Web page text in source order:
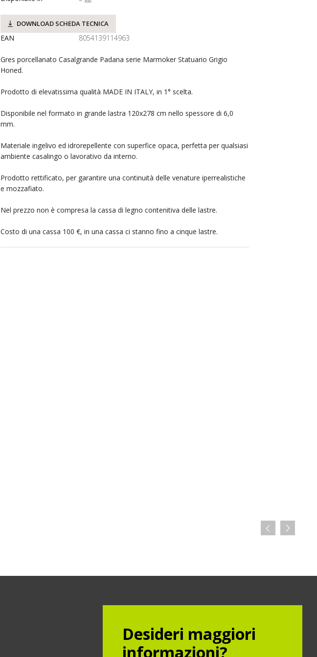
DOWNLOAD SCHEDA TECNICA
EAN 8054139114963
Gres porcellanato Casalgrande Padana serie Marmoker Statuario Grigio
Honed.
Prodotto di elevatissima qualità MADE IN ITALY, in 1° scelta.
Disponibile nel formato in grande lastra 120x278 cm nello spessore di 6,0
mm.
Materiale ingelivo ed idrorepellente con superfice opaca, perfetta per qualsiasi
ambiente casalingo o lavorativo da interno.
Prodotto rettificato, per garantire una continuità delle venature iperrealistiche
e mozzafiato.
Nel prezzo non è compresa la cassa di legno contenitiva delle lastre.
Costo di una cassa 100 €, in una cassa ci stanno fino a cinque lastre.
Desideri maggiori
informazioni?